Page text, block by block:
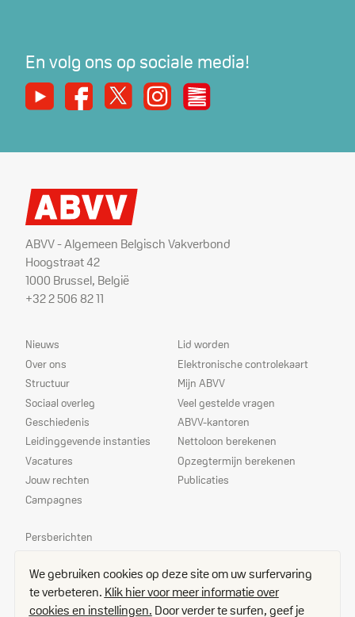
En volg ons op sociale media!
Youtube Facebook
X InstagramDe Nieuwe Werker
ABVV - Algemeen Belgisch Vakverbond
Hoogstraat 42
1000 Brussel, België
+32 2 506 82 11
Sitemap
Nieuws
Over ons
Structuur
Sociaal overleg
Geschiedenis
Leidinggevende instanties
Vacatures
Jouw rechten
Campagnes
Dienstverlening
Lid worden
Elektronische controlekaart
Mijn ABVV
Veel gestelde vragen
ABVV-kantoren
Nettoloon berekenen
Opzegtermijn berekenen
Publicaties
Prioriteiten
Persberichten
Delegees
Contact
We gebruiken cookies op deze site om uw surfervaring
te verbeteren. Klik hier voor meer informatie over
cookies en instellingen. Door verder te surfen, geef je